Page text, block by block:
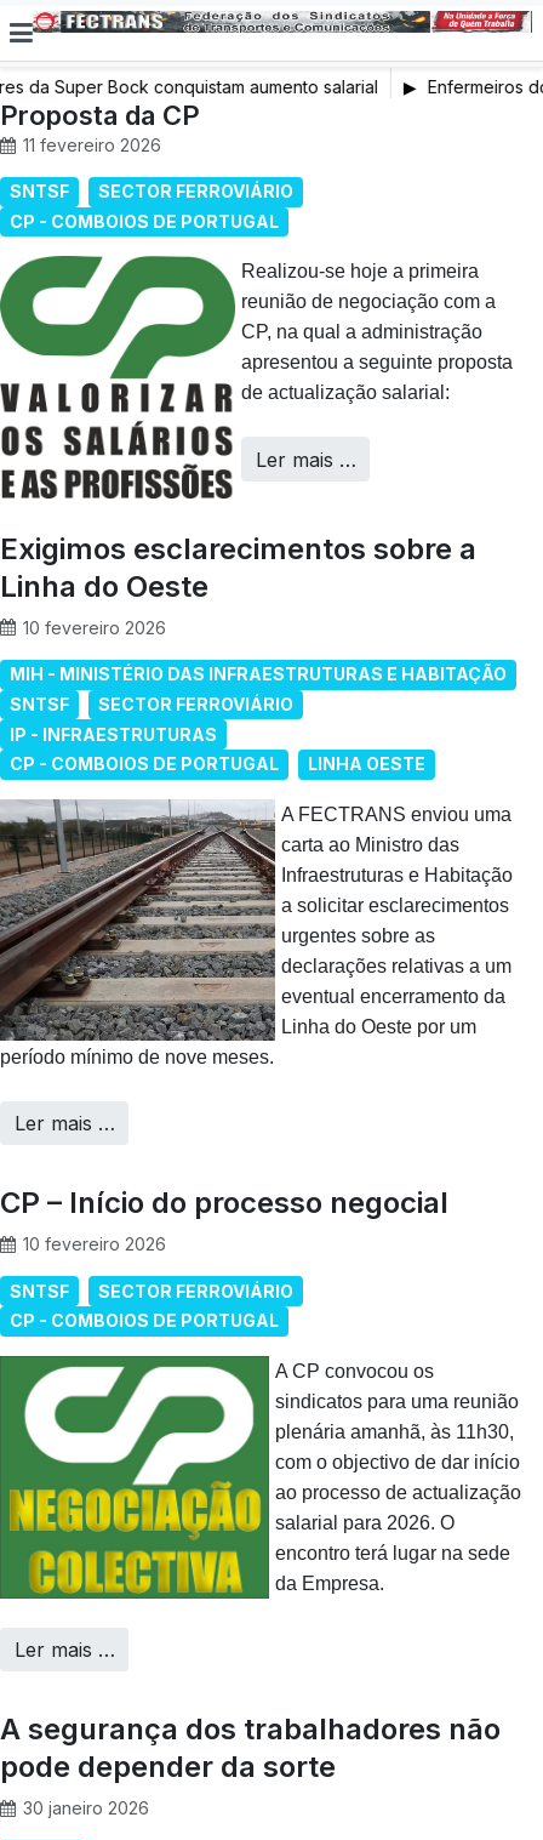
da Super Bock conquistam aumento salarial
Enfermeiros do
Proposta da CP
11 fevereiro 2026
SNTSF
SECTOR FERROVIÁRIO
CP - COMBOIOS DE PORTUGAL
Realizou‑se hoje a primeira
reunião de negociação com a
CP, na qual a administração
apresentou a seguinte proposta
de actualização salarial:
Ler mais …
Exigimos esclarecimentos sobre a
Linha do Oeste
10 fevereiro 2026
MIH - MINISTÉRIO DAS INFRAESTRUTURAS E HABITAÇÃO
SNTSF
SECTOR FERROVIÁRIO
IP - INFRAESTRUTURAS
CP - COMBOIOS DE PORTUGAL
LINHA OESTE
A FECTRANS enviou uma
carta ao Ministro das
Infraestruturas e Habitação
a solicitar esclarecimentos
urgentes sobre as
declarações relativas a um
eventual encerramento da
Linha do Oeste por um
período mínimo de nove meses.
Ler mais …
CP – Início do processo negocial
10 fevereiro 2026
SNTSF
SECTOR FERROVIÁRIO
CP - COMBOIOS DE PORTUGAL
A CP convocou os
sindicatos para uma reunião
plenária amanhã, às 11h30,
com o objectivo de dar início
ao processo de actualização
salarial para 2026. O
encontro terá lugar na sede
da Empresa.
Ler mais …
A segurança dos trabalhadores não
pode depender da sorte
30 janeiro 2026